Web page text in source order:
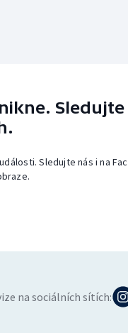
Sledujte
Sledujte nás i na
na sociálních sítích: